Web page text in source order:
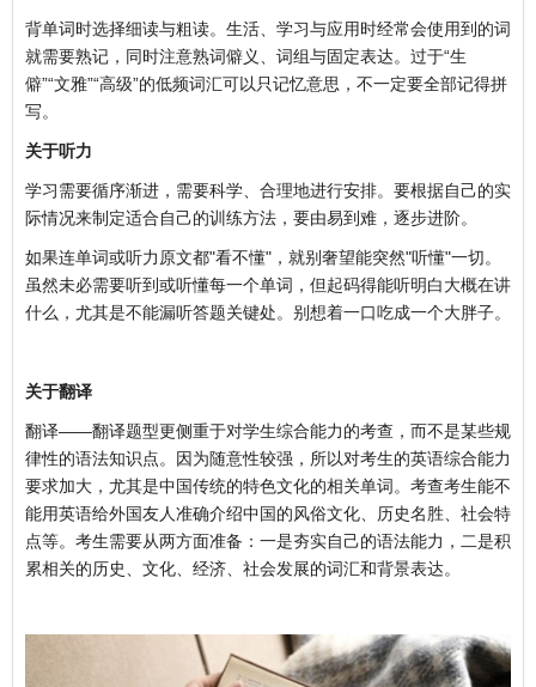
背单词时选择细读与粗读。生活、学习与应用时经常会使用到的词
就需要熟记，同时注意熟词僻义、词组与固定表达。过于“生
僻”“文雅”“高级”的低频词汇可以只记忆意思，不一定要全部记得拼
写。
关于听力
学习需要循序渐进，需要科学、合理地进行安排。要根据自己的实
际情况来制定适合自己的训练方法，要由易到难，逐步进阶。
如果连单词或听力原文都"看不懂"，就别奢望能突然"听懂"一切。
虽然未必需要听到或听懂每一个单词，但起码得能听明白大概在讲
什么，尤其是不能漏听答题关键处。别想着一口吃成一个大胖子。
关于翻译
翻译——翻译题型更侧重于对学生综合能力的考查，而不是某些规
律性的语法知识点。因为随意性较强，所以对考生的英语综合能力
要求加大，尤其是中国传统的特色文化的相关单词。考查考生能不
能用英语给外国友人准确介绍中国的风俗文化、历史名胜、社会特
点等。考生需要从两方面准备：一是夯实自己的语法能力，二是积
累相关的历史、文化、经济、社会发展的词汇和背景表达。